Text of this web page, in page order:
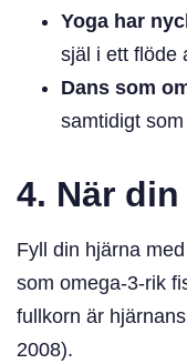
Yoga har
själ i ett flöde
Dans som
samtidigt
4. När
Fyll din hjärna
som omega-3-rik
fullkorn är
2008).